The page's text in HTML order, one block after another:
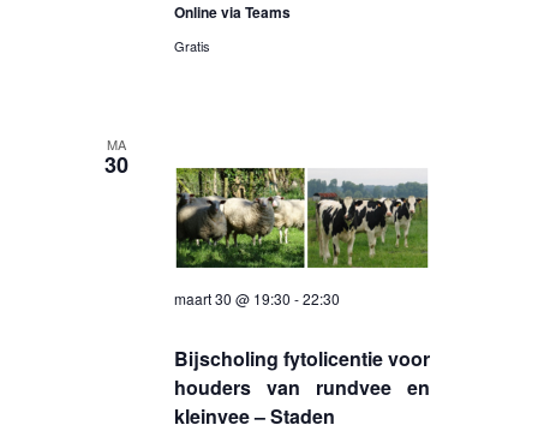
Online via Teams
Gratis
MA
30
Bijscholing fytolicentie voor
houders van rundvee en
kleinvee – Staden
maart 30 @ 19:30 -22:30